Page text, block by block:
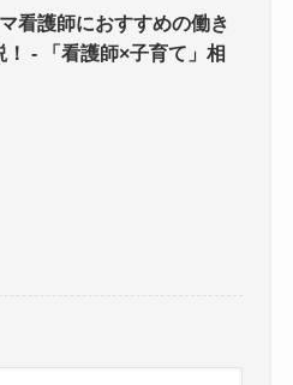
看護師におすすめの働き
- 「看護師×子育て」相